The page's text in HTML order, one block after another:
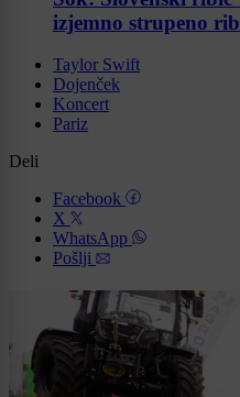
izjemno strupeno
Taylor Swift
Dojenček
Koncert
Pariz
Deli
Facebook
X
WhatsApp
Pošlji